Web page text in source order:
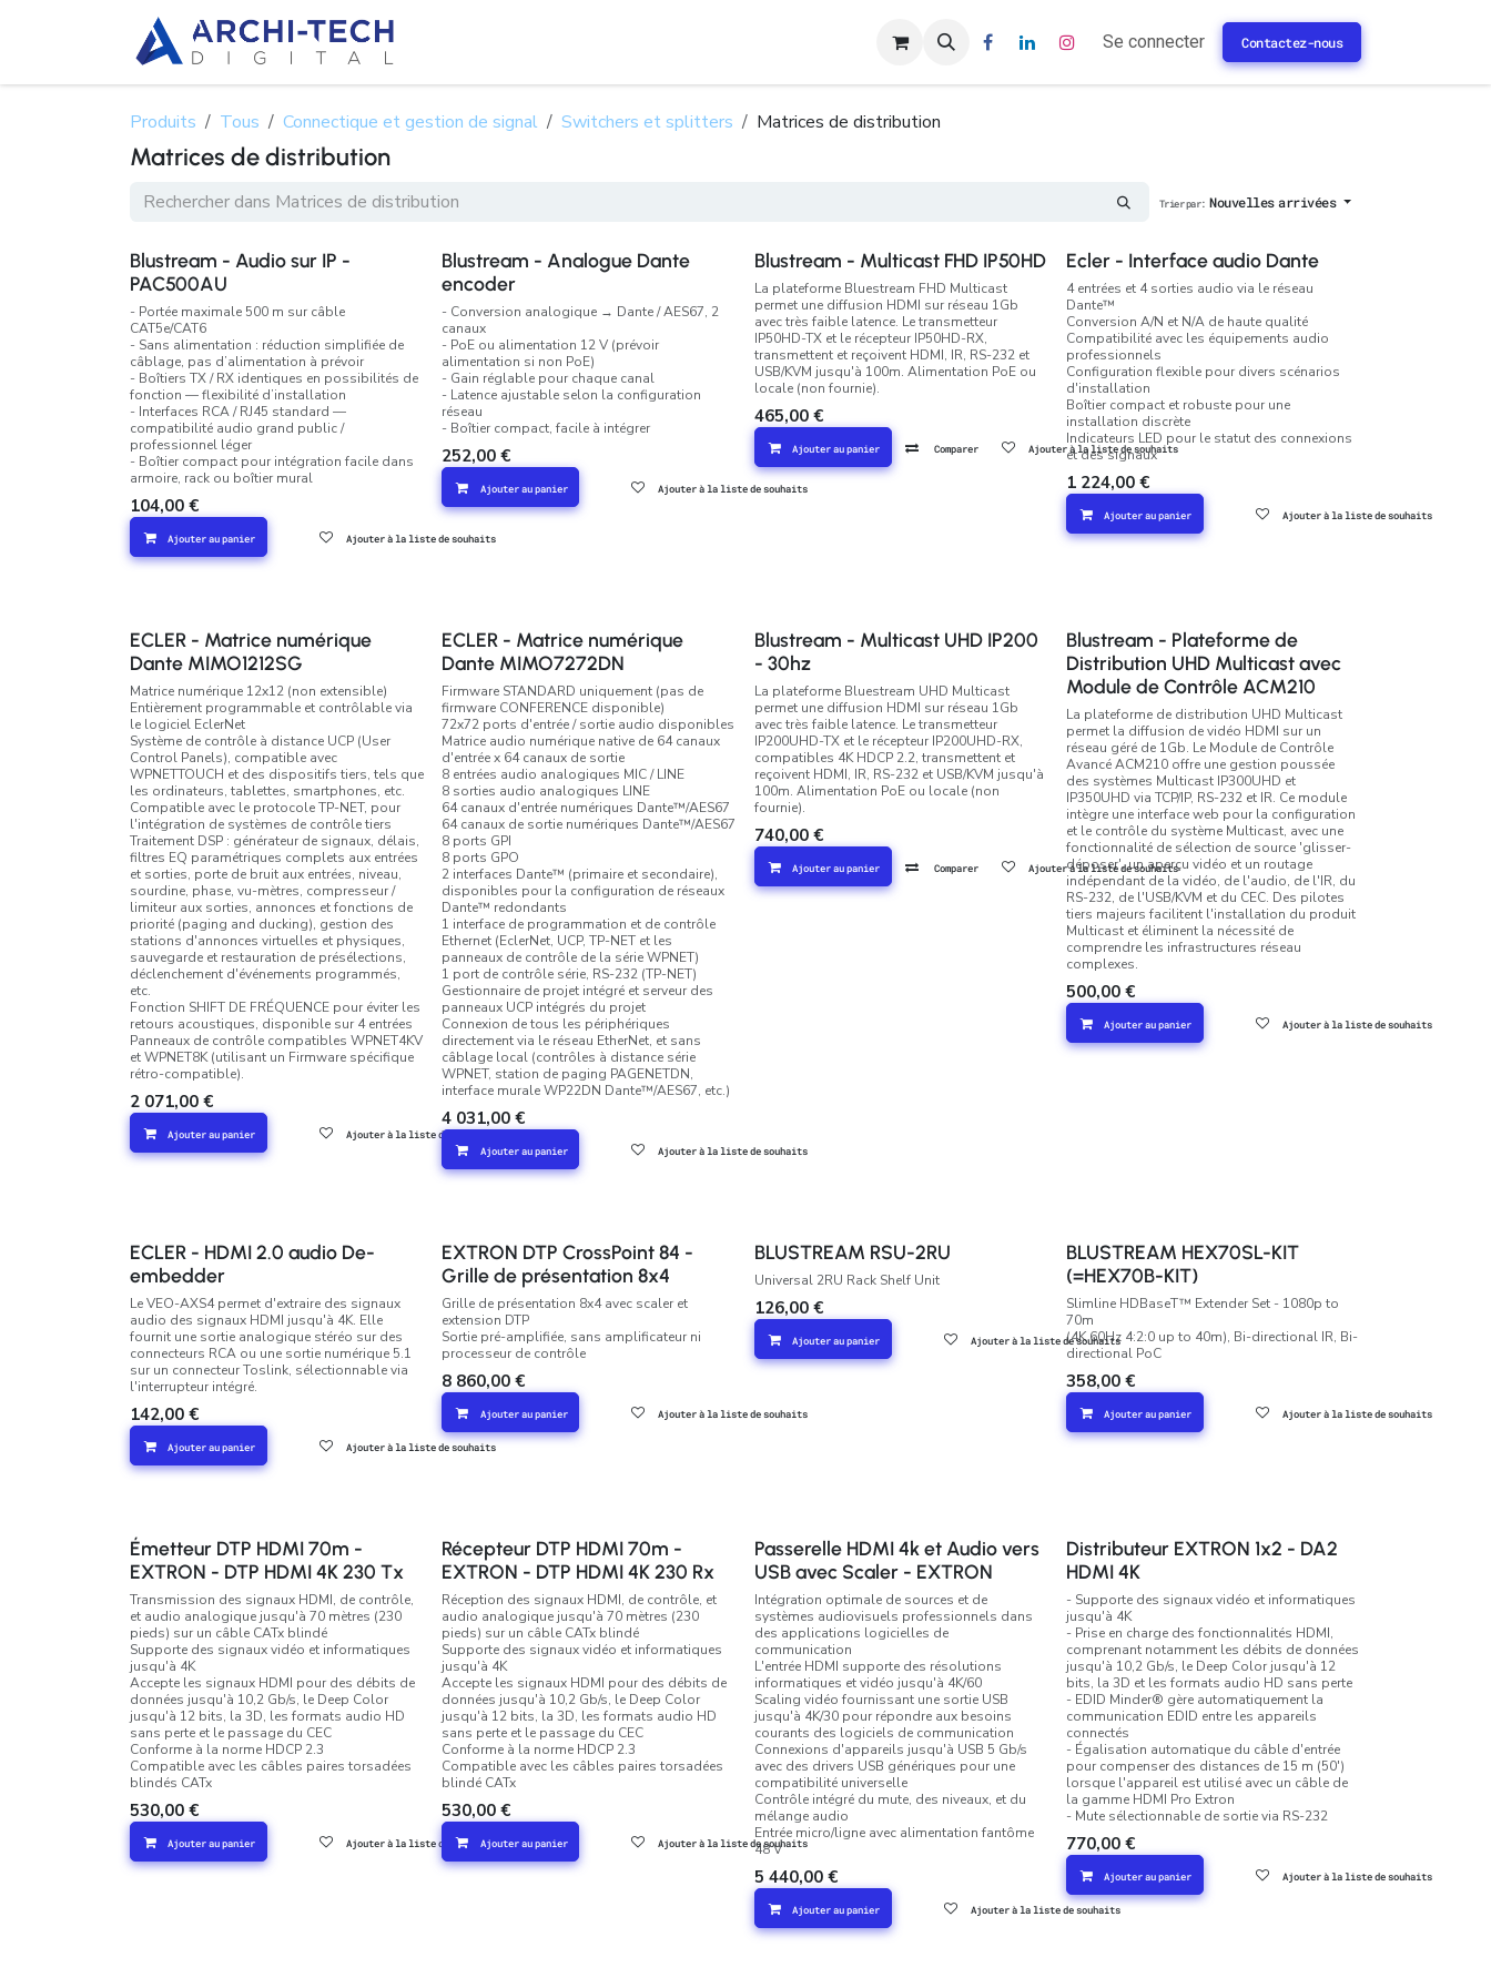
Rendez-vous Se connecter Contactez-nous
Produits Tous Connectique et gestion de signal Switchers et splitters Matrices de distribution
Matrices de distribution
Trier par: Nouvelles arrivées
Blustream - Audio sur IP -
PAC500AU
- Portée maximale 500 m sur câble
CAT5e/CAT6
- Sans alimentation : réduction simplifiée de
câblage, pas d’alimentation à prévoir
- Boîtiers TX / RX identiques en possibilités de
fonction — flexibilité d’installation
- Interfaces RCA / RJ45 standard —
compatibilité audio grand public /
professionnel léger
- Boîtier compact pour intégration facile dans
armoire, rack ou boîtier mural
104,00 €
Ajouter au panier Ajouter à la liste de souhaits
Blustream - Analogue Dante
encoder
- Conversion analogique → Dante / AES67, 2
canaux
- PoE ou alimentation 12 V (prévoir
alimentation si non PoE)
- Gain réglable pour chaque canal
- Latence ajustable selon la configuration
réseau
- Boîtier compact, facile à intégrer
252,00 €
Ajouter au panier Ajouter à la liste de souhaits
Blustream - Multicast FHD IP50HD
La plateforme Bluestream FHD Multicast
permet une diffusion HDMI sur réseau 1Gb
avec très faible latence. Le transmetteur
IP50HD-TX et le récepteur IP50HD-RX,
transmettent et reçoivent HDMI, IR, RS-232 et
USB/KVM jusqu'à 100m. Alimentation PoE ou
locale (non fournie).
465,00€
Ajouter au panier Comparer Ajouter à la liste de souhaits
Ecler - Interface audio Dante
4 entrées et 4 sorties audio via le réseau
Dante™
Conversion A/N et N/A de haute qualité
Compatibilité avec les équipements audio
professionnels
Configuration flexible pour divers scénarios
d'installation
Boîtier compact et robuste pour une
installation discrète
Indicateurs LED pour le statut des connexions
et des signaux
1 224,00 €
Ajouter au panier Ajouter à la liste de souhaits
ECLER - Matrice numérique
Dante MIMO1212SG
Matrice numérique 12x12 (non extensible)
Entièrement programmable et contrôlable via
le logiciel EclerNet
Système de contrôle à distance UCP (User
Control Panels), compatible avec
WPNETTOUCH et des dispositifs tiers, tels que
les ordinateurs, tablettes, smartphones, etc.
Compatible avec le protocole TP-NET, pour
l'intégration de systèmes de contrôle tiers
Traitement DSP : générateur de signaux, délais,
filtres EQ paramétriques complets aux entrées
et sorties, porte de bruit aux entrées, niveau,
sourdine, phase, vu-mètres, compresseur /
limiteur aux sorties, annonces et fonctions de
priorité (paging and ducking), gestion des
stations d'annonces virtuelles et physiques,
sauvegarde et restauration de présélections,
déclenchement d'événements programmés,
etc.
Fonction SHIFT DE FRÉQUENCE pour éviter les
retours acoustiques, disponible sur 4 entrées
Panneaux de contrôle compatibles WPNET4KV
et WPNET8K (utilisant un Firmware spécifique
rétro-compatible).
2 071,00 €
Ajouter au panier Ajouter à la liste de souhaits
ECLER - Matrice numérique
Dante MIMO7272DN
Firmware STANDARD uniquement (pas de
firmware CONFERENCE disponible)
72x72 ports d'entrée / sortie audio disponibles
Matrice audio numérique native de 64 canaux
d'entrée x 64 canaux de sortie
8 entrées audio analogiques MIC / LINE
8 sorties audio analogiques LINE
64 canaux d'entrée numériques Dante™/AES67
64 canaux de sortie numériques Dante™/AES67
8 ports GPI
8 ports GPO
2 interfaces Dante™ (primaire et secondaire),
disponibles pour la configuration de réseaux
Dante™ redondants
1 interface de programmation et de contrôle
Ethernet (EclerNet, UCP, TP-NET et les
panneaux de contrôle de la série WPNET)
1 port de contrôle série, RS-232 (TP-NET)
Gestionnaire de projet intégré et serveur des
panneaux UCP intégrés du projet
Connexion de tous les périphériques
directement via le réseau EtherNet, et sans
câblage local (contrôles à distance série
WPNET, station de paging PAGENETDN,
interface murale WP22DN Dante™/AES67, etc.)
4 031,00 €
Ajouter au panier Ajouter à la liste de souhaits
Blustream - Multicast UHD IP200
- 30hz
La plateforme Bluestream UHD Multicast
permet une diffusion HDMI sur réseau 1Gb
avec très faible latence. Le transmetteur
IP200UHD-TX et le récepteur IP200UHD-RX,
compatibles 4K HDCP 2.2, transmettent et
reçoivent HDMI, IR, RS-232 et USB/KVM jusqu'à
100m. Alimentation PoE ou locale (non
fournie).
740,00€
Ajouter au panier Comparer Ajouter à la liste de souhaits
Blustream - Plateforme de
Distribution UHD Multicast avec
Module de Contrôle ACM210
La plateforme de distribution UHD Multicast
permet la diffusion de vidéo HDMI sur un
réseau géré de 1Gb. Le Module de Contrôle
Avancé ACM210 offre une gestion poussée
des systèmes Multicast IP300UHD et
IP350UHD via TCP/IP, RS-232 et IR. Ce module
intègre une interface web pour la configuration
et le contrôle du système Multicast, avec une
fonctionnalité de sélection de source 'glisser-
déposer', un aperçu vidéo et un routage
indépendant de la vidéo, de l'audio, de l'IR, du
RS-232, de l'USB/KVM et du CEC. Des pilotes
tiers majeurs facilitent l'installation du produit
Multicast et éliminent la nécessité de
comprendre les infrastructures réseau
complexes.
500,00 €
Ajouter au panier Ajouter à la liste de souhaits
ECLER - HDMI 2.0 audio De-
embedder
Le VEO-AXS4 permet d'extraire des signaux
audio des signaux HDMI jusqu'à 4K. Elle
fournit une sortie analogique stéréo sur des
connecteurs RCA ou une sortie numérique 5.1
sur un connecteur Toslink, sélectionnable via
l'interrupteur intégré.
142,00 €
Ajouter au panier Ajouter à la liste de souhaits
EXTRON DTP CrossPoint 84 -
Grille de présentation 8x4
Grille de présentation 8x4 avec scaler et
extension DTP
Sortie pré-amplifiée, sans amplificateur ni
processeur de contrôle
8 860,00 €
Ajouter au panier Ajouter à la liste de souhaits
BLUSTREAM RSU-2RU
Universal 2RU Rack Shelf Unit
126,00€
Ajouter au panier Ajouter à la liste de souhaits
BLUSTREAM HEX70SL-KIT
(=HEX70B-KIT)
Slimline HDBaseT™ Extender Set - 1080p to
70m
(4K 60Hz 4:2:0 up to 40m), Bi-directional IR, Bi-
directional PoC
358,00 €
Ajouter au panier Ajouter à la liste de souhaits
Émetteur DTP HDMI 70m -
EXTRON - DTP HDMI 4K 230 Tx
Transmission des signaux HDMI, de contrôle,
et audio analogique jusqu'à 70 mètres (230
pieds) sur un câble CATx blindé
Supporte des signaux vidéo et informatiques
jusqu'à 4K
Accepte les signaux HDMI pour des débits de
données jusqu'à 10,2 Gb/s, le Deep Color
jusqu'à 12 bits, la 3D, les formats audio HD
sans perte et le passage du CEC
Conforme à la norme HDCP 2.3
Compatible avec les câbles paires torsadées
blindés CATx
530,00 €
Ajouter au panier Ajouter à la liste de souhaits
Récepteur DTP HDMI 70m -
EXTRON - DTP HDMI 4K 230 Rx
Réception des signaux HDMI, de contrôle, et
audio analogique jusqu'à 70 mètres (230
pieds) sur un câble CATx blindé
Supporte des signaux vidéo et informatiques
jusqu'à 4K
Accepte les signaux HDMI pour des débits de
données jusqu'à 10,2 Gb/s, le Deep Color
jusqu'à 12 bits, la 3D, les formats audio HD
sans perte et le passage du CEC
Conforme à la norme HDCP 2.3
Compatible avec les câbles paires torsadées
blindé CATx
530,00 €
Ajouter au panier Ajouter à la liste de souhaits
Passerelle HDMI 4k et Audio vers
USB avec Scaler - EXTRON
Intégration optimale de sources et de
systèmes audiovisuels professionnels dans
des applications logicielles de
communication
L'entrée HDMI supporte des résolutions
informatiques et vidéo jusqu'à 4K/60
Scaling vidéo fournissant une sortie USB
jusqu'à 4K/30 pour répondre aux besoins
courants des logiciels de communication
Connexions d'appareils jusqu'à USB 5 Gb/s
avec des drivers USB génériques pour une
compatibilité universelle
Contrôle intégré du mute, des niveaux, et du
mélange audio
Entrée micro/ligne avec alimentation fantôme
48 V
5 440,00€
Ajouter au panier Ajouter à la liste de souhaits
Distributeur EXTRON 1x2 - DA2
HDMI 4K
- Supporte des signaux vidéo et informatiques
jusqu'à 4K
- Prise en charge des fonctionnalités HDMI,
comprenant notamment les débits de données
jusqu'à 10,2 Gb/s, le Deep Color jusqu'à 12
bits, la 3D et les formats audio HD sans perte
- EDID Minder® gère automatiquement la
communication EDID entre les appareils
connectés
- Égalisation automatique du câble d'entrée
pour compenser des distances de 15 m (50')
lorsque l'appareil est utilisé avec un câble de
la gamme HDMI Pro Extron
- Mute sélectionnable de sortie via RS-232
770,00 €
Ajouter au panier Ajouter à la liste de souhaits